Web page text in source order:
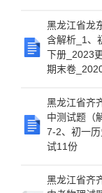
黑龙江省龙
含解析_1、
下册_2023
期末卷
黑龙江省齐
中测试题（
7-2、初一
试11份
黑龙江省齐